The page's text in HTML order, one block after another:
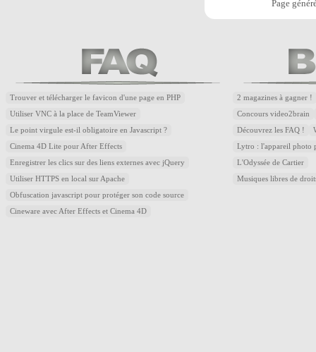
Page
Trouver et télécharger le favicon d'une page en PHP
Utiliser VNC à la place de TeamViewer
Le point virgule est-il obligatoire en Javascript ?
Cinema 4D Lite pour After Effects
Enregistrer les clics sur des liens externes avec jQuery
Utiliser HTTPS en local sur Apache
Obfuscation javascript pour protéger son code source
Cineware avec After Effects et Cinema 4D
2 magazines à gagner !
Concours video2brain
Découvrez les FAQ !
Lytro : l'appareil photo
L'Odyssée de Cartier
Musiques libres de